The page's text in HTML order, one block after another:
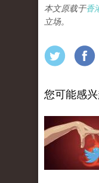
本文原载于香
立场。
您可能感